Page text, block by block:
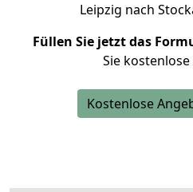
Leipzig nach
Füllen Sie jetzt das
Sie
Kostenlose